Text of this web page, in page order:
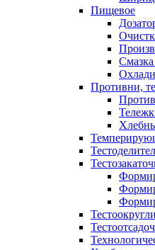
Пищевое
Противни,